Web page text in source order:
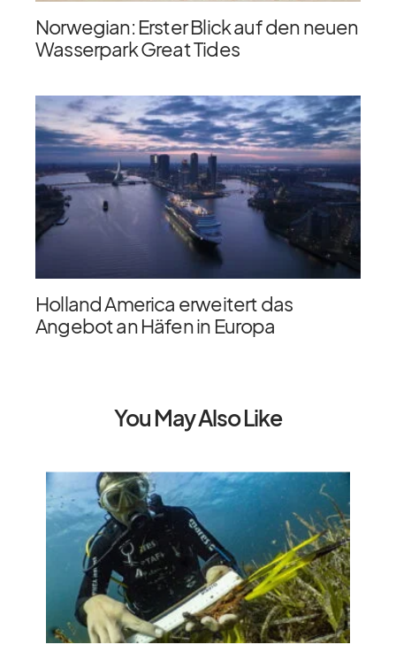
Norwegian: Erster Blick auf den neuen
Wasserpark Great Tides
Holland America erweitert das
Angebot an Häfen in Europa
You May Also Like